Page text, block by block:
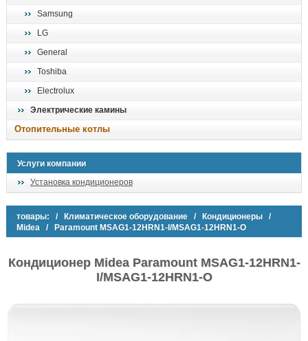
Samsung
LG
General
Toshiba
Electrolux
Электрические камины
Отопительные котлы
Услуги компании
Установка кондиционеров
товары: / Климатическое оборудование / Кондиционеры /
Midea / Paramount MSAG1-12HRN1-I/MSAG1-12HRN1-O
Кондиционер Midea Paramount MSAG1-12HRN1-
I/MSAG1-12HRN1-O